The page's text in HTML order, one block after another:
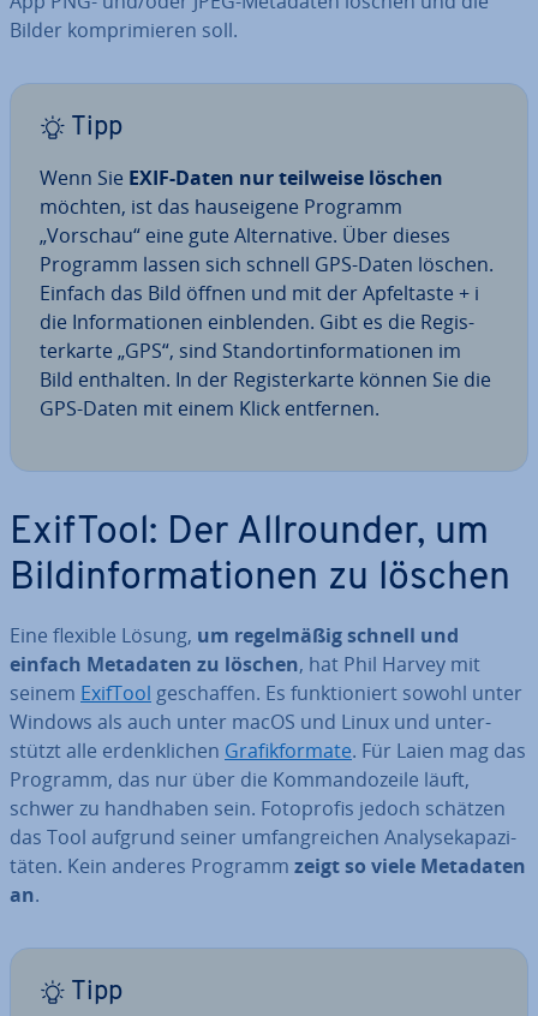
Bilder kom­pri­mie­ren soll.
Tipp
Wenn Sie EXIF-Daten nur teilweise löschen
möchten, ist das haus­ei­ge­ne Programm
„Vorschau“ eine gute Al­ter­na­ti­ve. Über dieses
Programm lassen sich schnell GPS-Daten löschen.
Einfach das Bild öffnen und mit der Ap­fel­tas­te + i
die In­for­ma­tio­nen ein­blen­den. Gibt es die Re­gis­
ter­kar­te „GPS“, sind Stand­ort­in­for­ma­tio­nen im
Bild enthalten. In der Re­gis­ter­kar­te können Sie die
GPS-Daten mit einem Klick entfernen.
ExifTool: Der All­roun­der, um
Bild­in­for­ma­tio­nen zu löschen
Eine flexible Lösung, um re­gel­mä­ßig schnell und
einfach Metadaten zu löschen, hat Phil Harvey mit
seinem ExifTool ge­schaf­fen. Es funk­tio­niert sowohl unter
Windows als auch unter macOS und Linux und un­ter­
stützt alle er­denk­li­chen Gra­fik­for­ma­te. Für Laien mag das
Programm, das nur über die Kom­man­do­zei­le läuft,
schwer zu handhaben sein. Fo­to­pro­fis jedoch schätzen
das Tool aufgrund seiner um­fang­rei­chen Ana­ly­se­ka­pa­zi­
tä­ten. Kein anderes Programm zeigt so viele Metadaten
an.
Tipp